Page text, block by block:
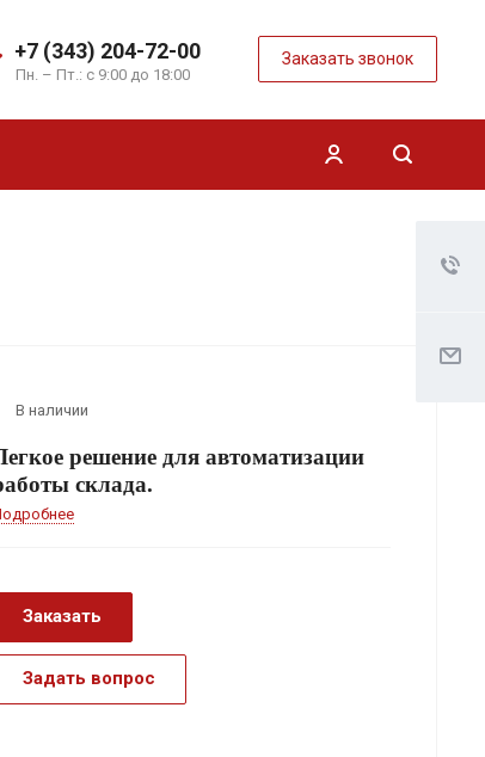
+7 (343) 204-72-00
Пн. – Пт.: с 9:00 до 18:00
Заказать звонок
В наличии
решение для автоматизации
склада.
Заказать
Задать вопрос